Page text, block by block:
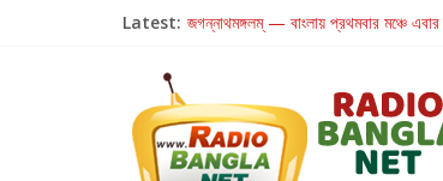
Latest: জগন্নাথমঙ্গলম্ — বাংলায় প্রথমবার মঞ্চে
‘ফুল পিসি ও এডওয়ার্ড’-এর ‘চলে যেও না’
রবীন্দ্রনাথ ও গুলজারের সৃষ্টির মেলবন্ধনে মুগ্ধ
কলের গান থেকে রীলস্ — বাঙালির গান শোনার